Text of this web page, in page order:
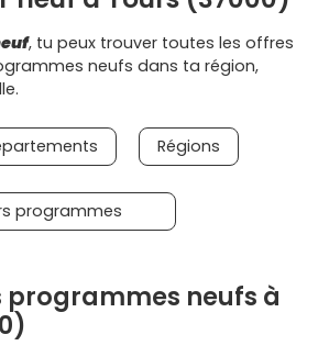
, tu peux trouver toutes les offres
neufs dans ta région,
Régions
programmes
programmes neufs à